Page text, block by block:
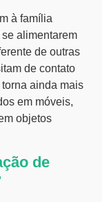
à família
alimentarem
de outras
de contato
ainda mais
em móveis,
objetos
de